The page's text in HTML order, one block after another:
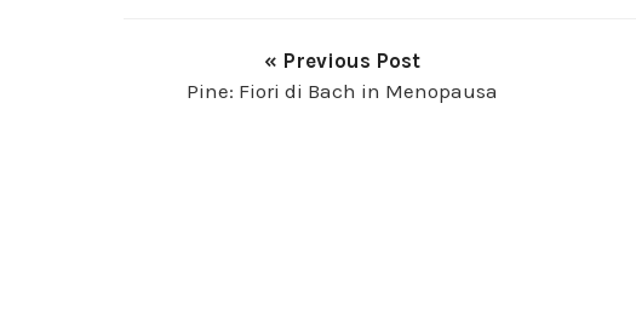
« Previous Post
Pine: Fiori di Bach in Menopausa